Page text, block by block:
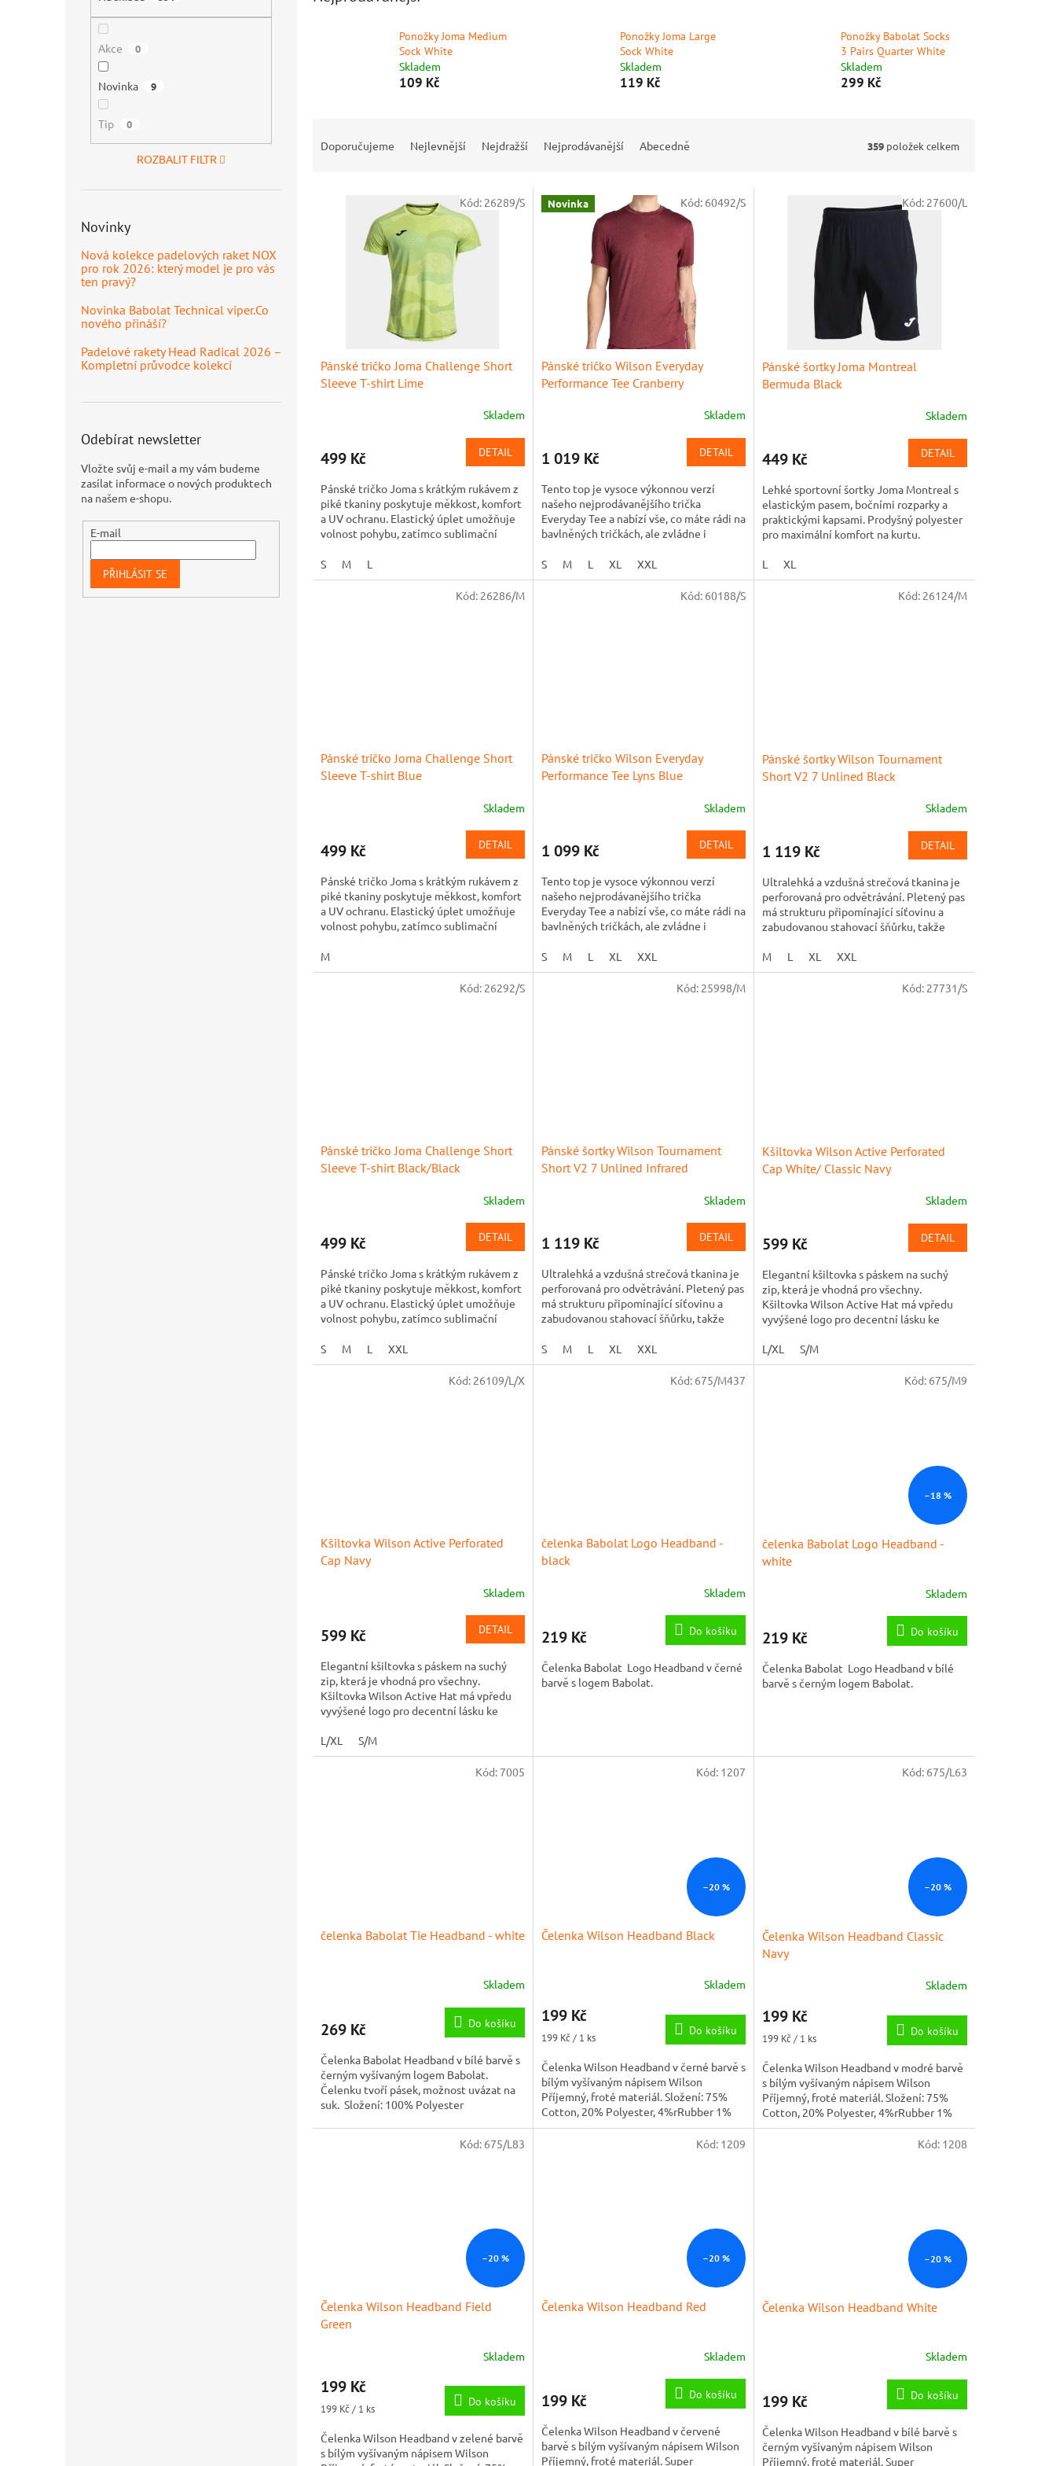
Akce 0
Novinka 9
Tip 0
ROZBALIT FILTR
Novinky
Nová kolekce padelových raket NOX
pro rok 2026: který model je pro vás
ten pravý?
Novinka Babolat Technical viper.Co
nového přináší?
Padelové rakety Head Radical 2026 –
Kompletní průvodce kolekcí
Odebírat newsletter
Vložte svůj e-mail a my vám budeme
zasílat informace o nových produktech
na našem e-shopu.
E-mail
PŘIHLÁSIT SE
Ponožky Joma Medium
Sock White
Skladem
109 Kč
Ponožky Joma Large
Sock White
Skladem
119 Kč
Ponožky Babolat Socks
3 Pairs Quarter White
Skladem
299 Kč
Doporučujeme Nejlevnější Nejdražší Nejprodávanější Abecedně 359 položek celkem
Pánské tričko Joma Challenge Short
Sleeve T-shirt Lime
Skladem
499 Kč DETAIL
Pánské tričko Joma s krátkým rukávem z
piké tkaniny poskytuje měkkost, komfort
a UV ochranu. Elastický úplet umožňuje
volnost pohybu, zatímco sublimační
S
M L
Kód: 26289/S Novinka
Pánské tričko Wilson Everyday
Performance Tee Cranberry
Skladem
1 019 Kč DETAIL
Tento top je vysoce výkonnou verzí
našeho nejprodávanějšího trička
Everyday Tee a nabízí vše, co máte rádi na
bavlněných tričkách, ale zvládne i
S
M L XL XXL
Kód: 60492/S
Pánské šortky Joma Montreal
Bermuda Black
Skladem
449 Kč DETAIL
Lehké sportovní šortky Joma Montreal s
elastickým pasem, bočními rozparky a
praktickými kapsami. Prodyšný polyester
pro maximální komfort na kurtu.
L XL
Kód: 27600/L
Pánské tričko Joma Challenge Short
Sleeve T-shirt Blue
Skladem
499 Kč DETAIL
Pánské tričko Joma s krátkým rukávem z
piké tkaniny poskytuje měkkost, komfort
a UV ochranu. Elastický úplet umožňuje
volnost pohybu, zatímco sublimační
M
Kód: 26286/M
Pánské tričko Wilson Everyday
Performance Tee Lyns Blue
Skladem
1 099 Kč DETAIL
Tento top je vysoce výkonnou verzí
našeho nejprodávanějšího trička
Everyday Tee a nabízí vše, co máte rádi na
bavlněných tričkách, ale zvládne i
S
M L XL XXL
Kód: 60188/S
Pánské šortky Wilson Tournament
Short V2 7 Unlined Black
Skladem
1 119 Kč DETAIL
Ultralehká a vzdušná strečová tkanina je
perforovaná pro odvětrávání. Pletený pas
má strukturu připomínající síťovinu a
zabudovanou stahovací šňůrku, takže
M
L XL XXL
Kód: 26124/M
Pánské tričko Joma Challenge Short
Sleeve T-shirt Black/Black
Skladem
499 Kč DETAIL
Pánské tričko Joma s krátkým rukávem z
piké tkaniny poskytuje měkkost, komfort
a UV ochranu. Elastický úplet umožňuje
volnost pohybu, zatímco sublimační
S
M L XXL
Kód: 26292/S
Pánské šortky Wilson Tournament
Short V2 7 Unlined Infrared
Skladem
1 119 Kč DETAIL
Ultralehká a vzdušná strečová tkanina je
perforovaná pro odvětrávání. Pletený pas
má strukturu připomínající síťovinu a
zabudovanou stahovací šňůrku, takže
S
M L XL XXL
Kód: 25998/M
Kšiltovka Wilson Active Perforated
Cap White/ Classic Navy
Skladem
599 Kč DETAIL
Elegantní kšiltovka s páskem na suchý
zip, která je vhodná pro všechny.
Kšiltovka Wilson Active Hat má vpředu
vyvýšené logo pro decentní lásku ke
L/XL
S/M
Kód: 27731/S
Kšiltovka Wilson Active Perforated
Cap Navy
Skladem
599 Kč DETAIL
Elegantní kšiltovka s páskem na suchý
zip, která je vhodná pro všechny.
Kšiltovka Wilson Active Hat má vpředu
vyvýšené logo pro decentní lásku ke
L/XL
S/M
Kód: 26109/L/X
čelenka Babolat Logo Headband -
black
Skladem
219 Kč Do košíku
Čelenka Babolat Logo Headband v černé
barvě s logem Babolat.
Kód: 675/M437
–18 %
čelenka Babolat Logo Headband -
white
Skladem
219 Kč Do košíku
Čelenka Babolat Logo Headband v bílé
barvě s černým logem Babolat.
Kód: 675/M9
čelenka Babolat Tie Headband - white
Skladem
269 Kč Do košíku
Čelenka Babolat Headband v bílé barvě s
černým vyšívaným logem Babolat.
Čelenku tvoří pásek, možnost uvázat na
suk. Složení: 100% Polyester
Kód: 7005
–20 %
Čelenka Wilson Headband Black
Skladem
199 Kč
Měrná
199 Kč / 1 ks
Do košíku
Čelenka Wilson Headband v černé barvě s
bílým vyšívaným nápisem Wilson
Příjemný, froté materiál. Složení: 75%
Cotton, 20% Polyester, 4%rRubber 1%
Elastane
Kód: 1207
–20 %
Čelenka Wilson Headband Classic
Navy
Skladem
199 Kč
Měrná
199 Kč / 1 ks
Do košíku
Čelenka Wilson Headband v modré barvě
s bílým vyšívaným nápisem Wilson
Příjemný, froté materiál. Složení: 75%
Cotton, 20% Polyester, 4%rRubber 1%
Elastane
Kód: 675/L63
–20 %
Čelenka Wilson Headband Field
Green
Skladem
199 Kč
Měrná
199 Kč / 1 ks
Do košíku
Čelenka Wilson Headband v zelené barvě
s bílým vyšívaným nápisem Wilson
Kód: 675/L83
–20 %
Čelenka Wilson Headband Red
Skladem
199 Kč Do košíku
Čelenka Wilson Headband v červené
barvě s bílým vyšívaným nápisem Wilson
Příjemný, froté materiál. Super
Kód: 1209
–20 %
Čelenka Wilson Headband White
Skladem
199 Kč Do košíku
Čelenka Wilson Headband v bílé barvě s
černým vyšívaným nápisem Wilson
Příjemný, froté materiál. Super
Kód: 1208